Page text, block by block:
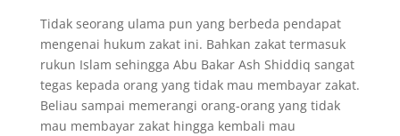
Tidak seorang ulama pun yang berbeda pendapat
mengenai hukum zakat ini. Bahkan zakat termasuk
rukun Islam sehingga Abu Bakar Ash Shiddiq sangat
tegas kepada orang yang tidak mau membayar zakat.
Beliau sampai memerangi orang-orang yang tidak
mau membayar zakat hingga kembali mau